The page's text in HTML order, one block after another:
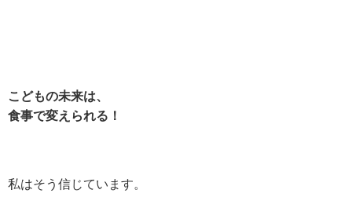
こどもの未来は、
食事で変えられる！
私はそう信じています。